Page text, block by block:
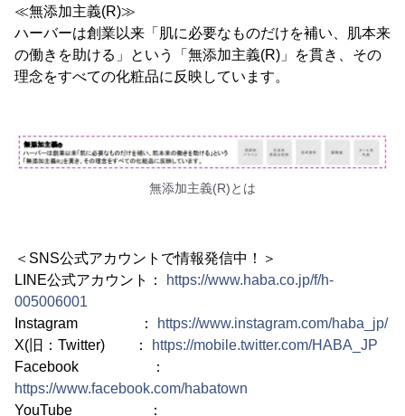
≪無添加主義(R)≫
ハーバーは創業以来「肌に必要なものだけを補い、肌本来
の働きを助ける」という「無添加主義(R)」を貫き、その
理念をすべての化粧品に反映しています。
無添加主義(R)とは
＜SNS公式アカウントで情報発信中！＞
LINE公式アカウント：
https://www.haba.co.jp/f/h-
005006001
Instagram ：
https://www.instagram.com/haba_jp/
X(旧：Twitter) ：
https://mobile.twitter.com/HABA_JP
Facebook ：
https://www.facebook.com/habatown
YouTube ：